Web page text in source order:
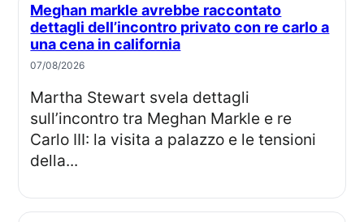
Meghan markle avrebbe raccontato
dettagli dell’incontro privato con re carlo a
una cena in california
07/08/2026
Martha Stewart svela dettagli
sull’incontro tra Meghan Markle e re
Carlo III: la visita a palazzo e le tensioni
della...